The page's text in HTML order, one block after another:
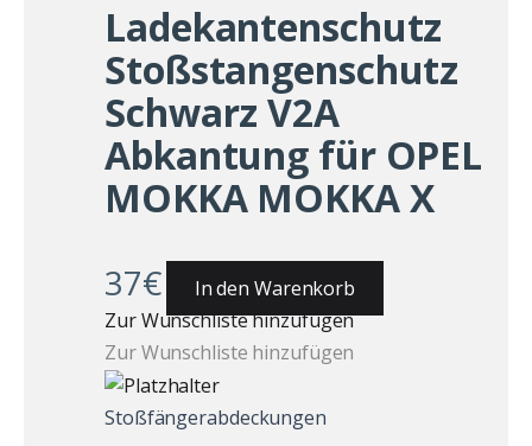
Ladekantenschutz
Stoßstangenschutz
Schwarz V2A
Abkantung für OPEL
MOKKA MOKKA X
37€
In den Warenkorb
Zur Wunschliste hinzufügen
Zur Wunschliste hinzufügen
Stoßfängerabdeckungen